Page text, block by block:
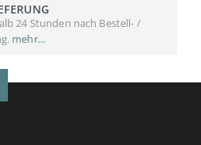
24 Stunden nach Bestell- /
mehr...